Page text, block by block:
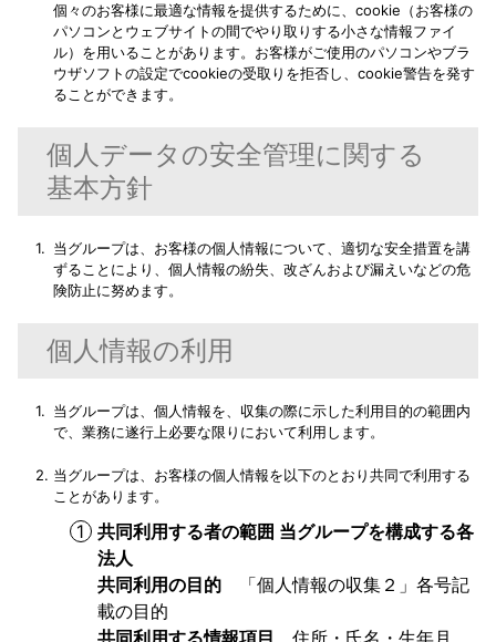
個々のお客様に最適な情報を提供するために、cookie（お客様の
パソコンとウェブサイトの間でやり取りする小さな情報ファイ
ル）を用いることがあります。お客様がご使用のパソコンやブラ
ウザソフトの設定でcookieの受取りを拒否し、cookie警告を発す
ることができます。
個人データの安全管理に関する
基本方針
当グループは、お客様の個人情報について、適切な安全措置を講
ずることにより、個人情報の紛失、改ざんおよび漏えいなどの危
険防止に努めます。
個人情報の利用
当グループは、個人情報を、収集の際に示した利用目的の範囲内
で、業務に遂行上必要な限りにおいて利用します。
当グループは、お客様の個人情報を以下のとおり共同で利用する
ことがあります。
共同利用する者の範囲 当グループを構成する各
法人
共同利用の目的 「個人情報の収集２」各号記
載の目的